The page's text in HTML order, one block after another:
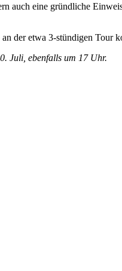
eine gründliche
der etwa 3-stündigen Tour
Juli, ebenfalls um 17 Uhr.